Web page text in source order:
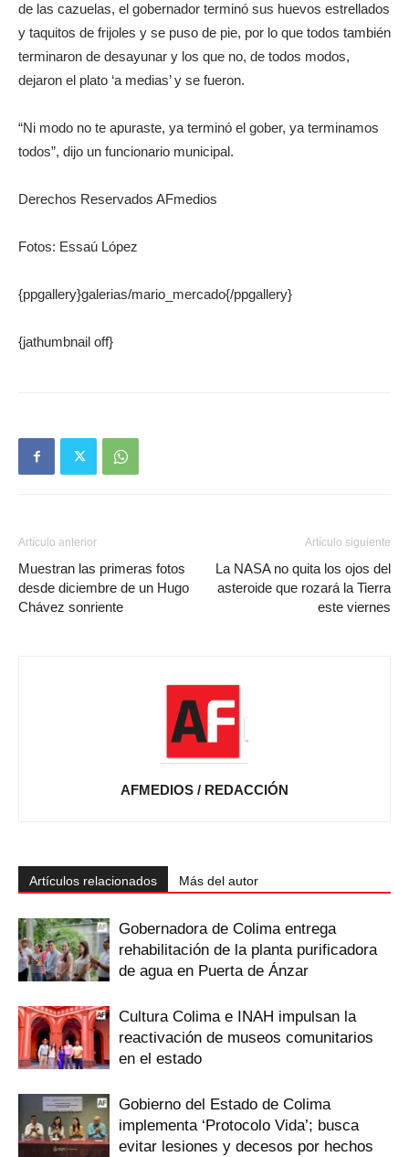
de las cazuelas, el gobernador terminó sus huevos estrellados
y taquitos de frijoles y se puso de pie, por lo que todos también
terminaron de desayunar y los que no, de todos modos,
dejaron el plato ‘a medias’ y se fueron.
“Ni modo no te apuraste, ya terminó el gober, ya terminamos
todos”, dijo un funcionario municipal.
Derechos Reservados AFmedios
Fotos: Essaú López
{ppgallery}galerias/mario_mercado{/ppgallery}
{jathumbnail off}
Artículo anterior
Muestran las primeras fotos
desde diciembre de un Hugo
Chávez sonriente
Artículo siguiente
La NASA no quita los ojos del
asteroide que rozará la Tierra
este viernes
AFMEDIOS / REDACCIÓN
Artículos relacionados Más del autor
Gobernadora de Colima entrega
rehabilitación de la planta purificadora
de agua en Puerta de Ánzar
Cultura Colima e INAH impulsan la
reactivación de museos comunitarios
en el estado
Gobierno del Estado de Colima
implementa ‘Protocolo Vida’; busca
evitar lesiones y decesos por hechos